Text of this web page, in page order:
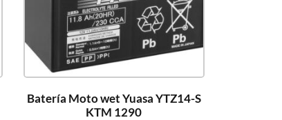
Batería Moto wet Yuasa YTZ14-S
KTM 1290